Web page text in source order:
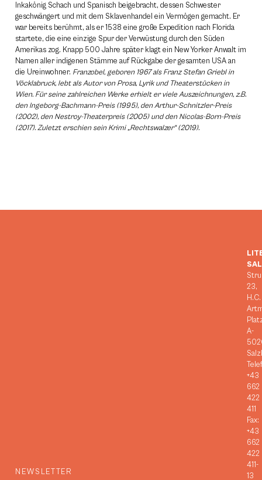
Inkakönig Schach und Spanisch beigebracht, dessen Schwester
geschwängert und mit dem Sklavenhandel ein Vermögen gemacht. Er
war bereits berühmt, als er 1538 eine große Expedition nach Florida
startete, die eine einzige Spur der Verwüstung durch den Süden
Amerikas zog. Knapp 500 Jahre später klagt ein New Yorker Anwalt im
Namen aller indigenen Stämme auf Rückgabe der gesamten USA an
die Ureinwohner. Franzobel, geboren 1967 als Franz Stefan Griebl in
Vöcklabruck, lebt als Autor von Prosa, Lyrik und Theaterstücken in
Wien. Für seine zahlreichen Werke erhielt er viele Auszeichnungen, z.B.
den Ingeborg-Bachmann-Preis (1995), den Arthur-Schnitzler-Preis
(2002), den Nestroy-Theaterpreis (2005) und den Nicolas-Born-Preis
(2017). Zuletzt erschien sein Krimi „Rechtswalzer“ (2019).
NEWSLETTER
23,
H.C.
A-
+43
662
422
411
Fax:
+43
662
422
411-
13